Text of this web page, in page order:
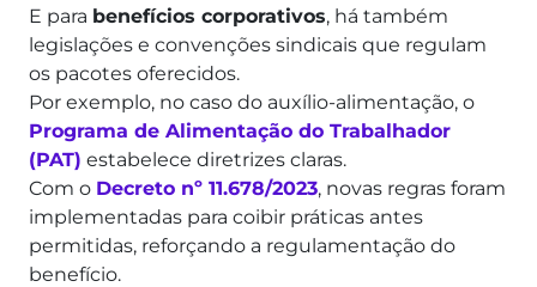
E para benefícios corporativos, há também
legislações e convenções sindicais que regulam
os pacotes oferecidos.
Por exemplo, no caso do auxílio-alimentação, o
Programa de Alimentação do Trabalhador
(PAT) estabelece diretrizes claras.
Com o Decreto nº 11.678/2023, novas regras foram
implementadas para coibir práticas antes
permitidas, reforçando a regulamentação do
benefício.